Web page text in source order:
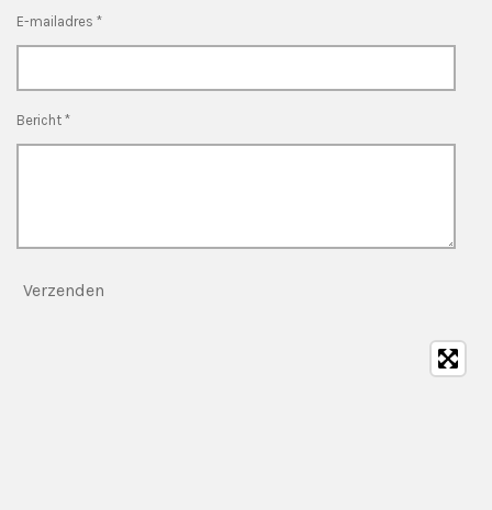
E-mailadres *
Bericht *
Verzenden